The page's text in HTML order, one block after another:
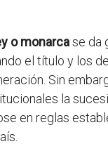
o monarcase da
el título y los
Sin
la
en reglas